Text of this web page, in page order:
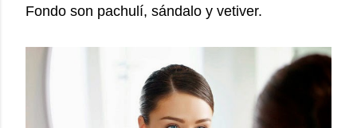
Fondo son pachulí, sándalo y vetiver.